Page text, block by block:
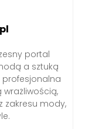
portal
a sztuką
profesjonalna
zakresu mody,